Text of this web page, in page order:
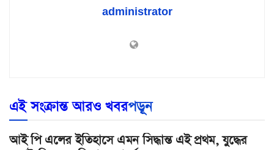
administrator
এই সংক্রান্ত আরও খবরপড়ূন
আই পি এলের ইতিহাসে এমন সিদ্ধান্ত এই প্রথম, যুদ্ধের